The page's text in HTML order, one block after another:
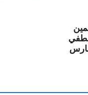
لطفي